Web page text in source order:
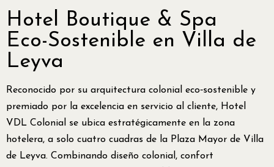
Hotel Boutique & Spa
Eco-Sostenible en Villa de
Leyva
Reconocido por su arquitectura colonial eco‑sostenible y
premiado por la excelencia en servicio al cliente, Hotel
VDL Colonial se ubica estratégicamente en la zona
hotelera, a solo cuatro cuadras de la Plaza Mayor de Villa
de Leyva. Combinando diseño colonial, confort